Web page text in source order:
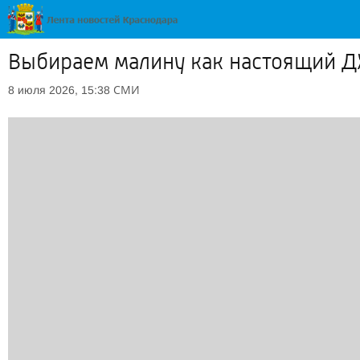
Выбираем малину как настоящий
8 июля 2026, 15:38 СМИ